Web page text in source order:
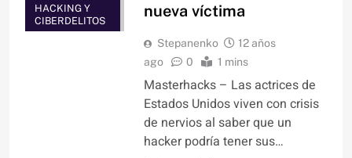
HACKING Y
CIBERDELITOS
nueva víctima
Stepanenko
12 años
ago
0 1 mins
Masterhacks – Las actrices de
Estados Unidos viven con crisis
de nervios al saber que un
hacker podría tener sus…